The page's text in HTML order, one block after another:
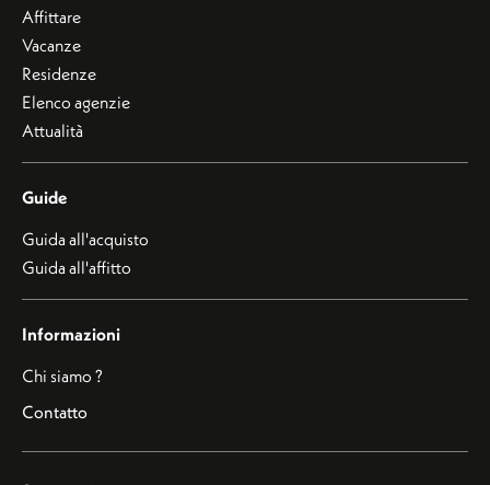
Affittare
Vacanze
Residenze
Elenco agenzie
Attualità
Guide
Guida all'acquisto
Guida all'affitto
Informazioni
Chi siamo ?
Contatto